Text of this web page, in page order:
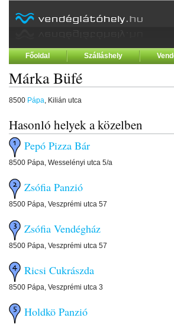
Főoldal Szálláshely
Márka Büfé
8500 Pápa, Kilián utca
Hasonló helyek a közelben
Pepó Pizza Bár
8500 Pápa, Wesselényi utca 5/a
Zsófia Panzió
8500 Pápa, Veszprémi utca 57
Zsófia Vendégház
8500 Pápa, Veszprémi utca 57
Ricsi Cukrászda
8500 Pápa, Veszprémi utca 3
Holdkö Panzió